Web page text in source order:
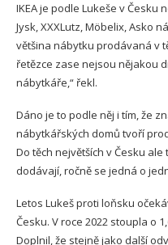
IKEA je podle Lukeše v
Jysk, XXXLutz, Möbelix, Asko
většina nábytku prodávaná v
řetězce zase nejsou nějakou
nábytkáře,“ řekl.
Dáno je to podle něj i tím, že
nábytkářských domů tvoří
Do těch největších v Česku
dodávají, ročně se jedná o
Letos Lukeš proti loňsku
Česku. V roce 2022 stoupla o
Doplnil, že stejně jako další